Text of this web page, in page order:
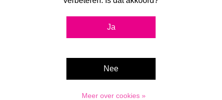
Ja
Nee
Meer over cookies »